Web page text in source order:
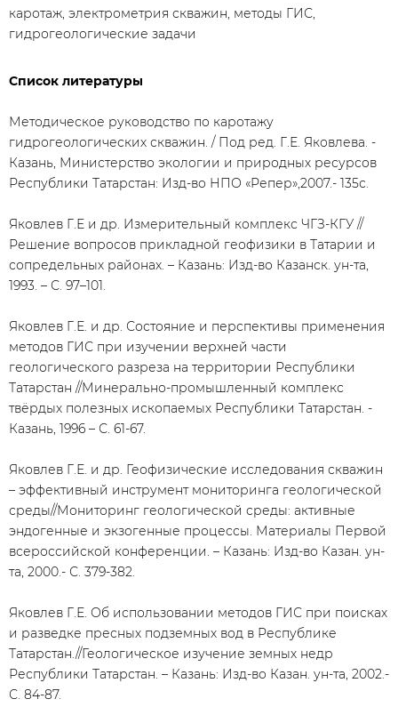
каротаж, электрометрия скважин, методы ГИС,
гидрогеологические задачи
Список литературы
Методическое руководство по каротажу
гидрогеологических скважин. / Под ред. Г.Е. Яковлева. -
Казань, Министерство экологии и природных ресурсов
Республики Татарстан: Изд-во НПО «Репер»,2007.- 135с.
Яковлев Г.Е и др. Измерительный комплекс ЧГЗ-КГУ //
Решение вопросов прикладной геофизики в Татарии и
сопредельных районах. – Казань: Изд-во Казанск. ун-та,
1993. – С. 97–101.
Яковлев Г.Е. и др. Состояние и перспективы применения
методов ГИС при изучении верхней части
геологического разреза на территории Республики
Татарстан //Минерально-промышленный комплекс
твёрдых полезных ископаемых Республики Татарстан. -
Казань, 1996 – С. 61-67.
Яковлев Г.Е. и др. Геофизические исследования скважин
– эффективный инструмент мониторинга геологической
среды//Мониторинг геологической среды: активные
эндогенные и экзогенные процессы. Материалы Первой
всероссийской конференции. – Казань: Изд-во Казан. ун-
та, 2000.- С. 379-382.
Яковлев Г.Е. Об использовании методов ГИС при поисках
и разведке пресных подземных вод в Республике
Татарстан.//Геологическое изучение земных недр
Республики Татарстан. – Казань: Изд-во Казан. ун-та, 2002.-
С. 84-87.